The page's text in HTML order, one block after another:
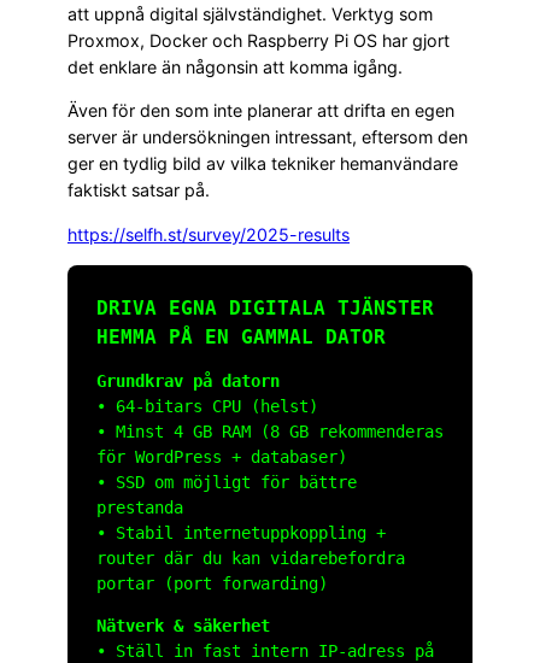
att uppnå digital självständighet. Verktyg som
Proxmox, Docker och Raspberry Pi OS har gjort
det enklare än någonsin att komma igång.
Även för den som inte planerar att drifta en egen
server är undersökningen intressant, eftersom den
ger en tydlig bild av vilka tekniker hemanvändare
faktiskt satsar på.
https://selfh.st/survey/2025-results
DRIVA EGNA DIGITALA TJÄNSTER
HEMMA PÅ EN GAMMAL DATOR
Grundkrav på datorn
• 64-bitars CPU (helst)
• Minst 4 GB RAM (8 GB rekommenderas
för WordPress + databaser)
• SSD om möjligt för bättre
prestanda
• Stabil internetuppkoppling +
router där du kan vidarebefordra
portar (port forwarding)
Nätverk & säkerhet
• Ställ in fast intern IP-adress på